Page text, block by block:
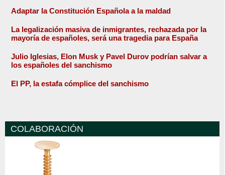
Adaptar la Constitución Española a la maldad
La legalización masiva de inmigrantes, rechazada por la
mayoría de españoles, será una tragedia para España
Julio Iglesias, Elon Musk y Pavel Durov podrían salvar a
los españoles del sanchismo
El PP, la estafa cómplice del sanchismo
COLABORACIÓN